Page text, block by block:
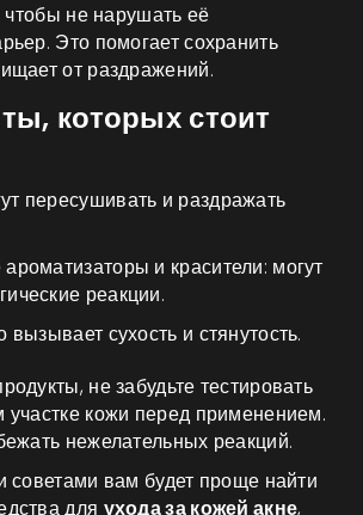
не нарушать её
Это помогает сохранить
от раздражений.
которых стоит
пересушивать и раздражать
и красители: могут
реакции.
вызывает сухость и стянутость.
не забудьте тестировать
кожи перед применением.
нежелательных реакций.
советами вам будет проще найти
для ухода за кожей акне,